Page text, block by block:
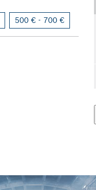
500 € - 700 €